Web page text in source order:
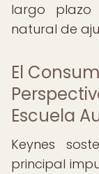
largo plazo
natural de
El
Escuela
Keynes
principal